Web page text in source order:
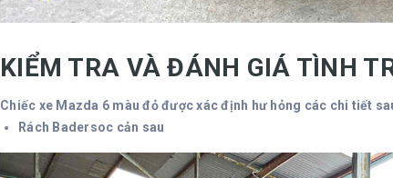
KIỂM TRA VÀ ĐÁNH GIÁ TÌNH
Chiếc xe Mazda 6 màu đỏ được xác định hư hỏng các chi tiết
Rách Badersoc cản sau